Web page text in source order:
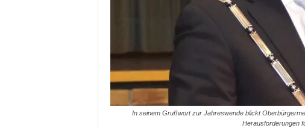
In seinem Grußwort zur Jahreswende blickt
Herausforderungen